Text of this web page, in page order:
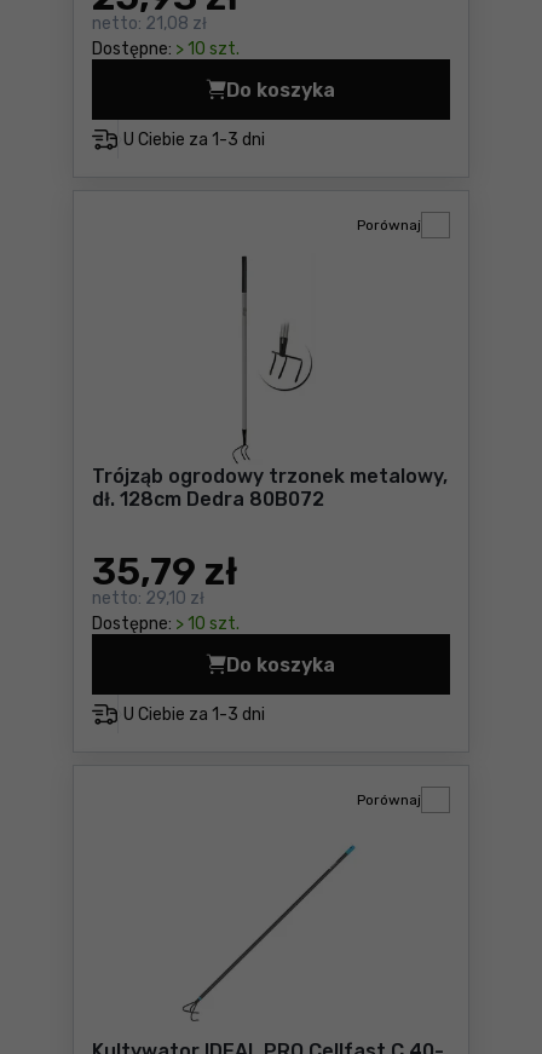
netto: 21,08 zł
Dostępne: > 10 szt.
U Ciebie za 1-3 dni
Do koszyka
Trójząb ogrodowy
Trójząb ogrodowy trzonek metalowy,
dł. 128cm Dedra 80B072
35,79 zł
netto: 29,10 zł
Dostępne: > 10 szt.
Porównaj
U Ciebie za 1-3 dni
Do koszyka
Trójząb ogrodowy trzonek
Porównaj